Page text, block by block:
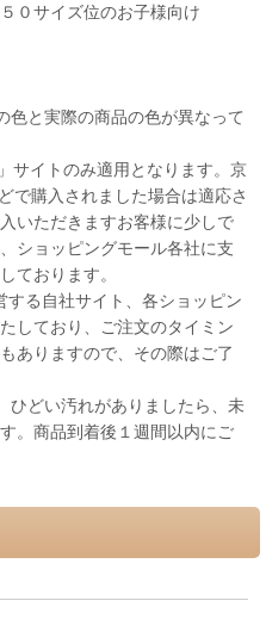
０サイズ位のお子様向け
色と実際の商品の色が異なって
サイトのみ適用となります。京
で購入されました場合は適応さ
いただきますお客様に少しで
ショッピングモール各社に支
ております。
る自社サイト、各ショッピン
しており、ご注文のタイミン
ありますので、その際はご了
ひどい汚れがありましたら、未
。商品到着後１週間以内にご